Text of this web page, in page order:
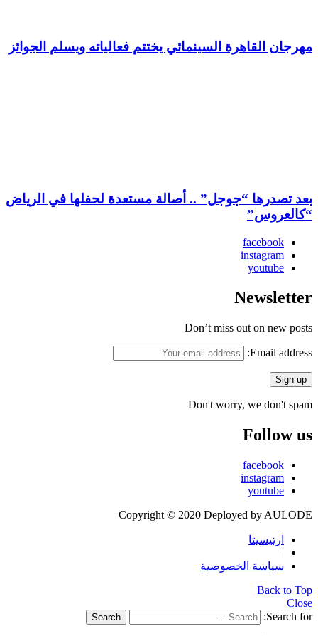
مهرجان القاهرة السينمائي يختتم فعالياته ويسلم الجوائز
بعد تصدرها “جوجل” .. أصالة مستعدة لحفلها في الرياض
“كالعروس”
facebook
instagram
youtube
Newsletter
Don’t miss out on new posts
Email address:
Don't worry, we don't spam
Follow us
facebook
instagram
youtube
Copyright © 2020 Deployed by AULODE
ارتيسيتا
|
سياسة الخصوصية
Back to Top
Close
Search for:
Search